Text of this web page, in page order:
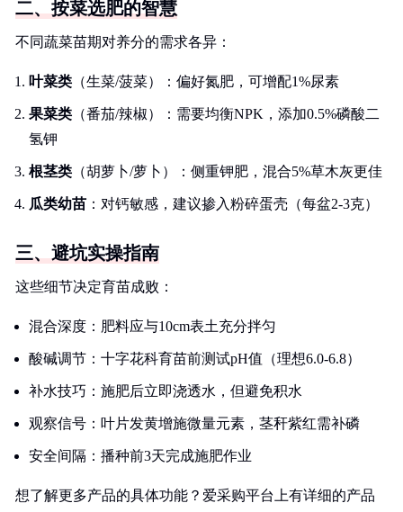
二、按菜选肥的智慧
不同蔬菜苗期对养分的需求各异：
叶菜类 （生菜/菠菜）：偏好氮肥，可增配1%尿素
果菜类 （番茄/辣椒）：需要均衡NPK，添加0.5%磷酸二
氢钾
根茎类 （胡萝卜/萝卜）：侧重钾肥，混合5%草木灰更佳
瓜类幼苗 ：对钙敏感，建议掺入粉碎蛋壳（每盆2-3克）
三、避坑实操指南
这些细节决定育苗成败：
混合深度：肥料应与10cm表土充分拌匀
酸碱调节：十字花科育苗前测试pH值（理想6.0-6.8）
补水技巧：施肥后立即浇透水，但避免积水
观察信号：叶片发黄增施微量元素，茎秆紫红需补磷
安全间隔：播种前3天完成施肥作业
想了解更多产品的具体功能？爱采购平台上有详细的产品